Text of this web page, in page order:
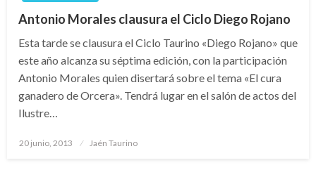
Antonio Morales clausura el Ciclo Diego Rojano
Esta tarde se clausura el Ciclo Taurino «Diego Rojano» que
este año alcanza su séptima edición, con la participación
Antonio Morales quien disertará sobre el tema «El cura
ganadero de Orcera». Tendrá lugar en el salón de actos del
Ilustre…
Publicado
20 junio, 2013 Jaén Taurino